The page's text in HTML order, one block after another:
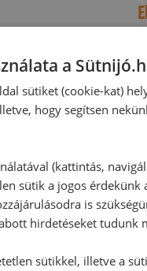
a
sütiket (cookie-kat)
hogy segítsen
(kattintás,
sütik a jogos érdekünk
is
hirdetéseket tudunk
sütikkel, illetve a